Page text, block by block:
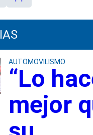
AUTOMOVILISMO
“Lo
mejor